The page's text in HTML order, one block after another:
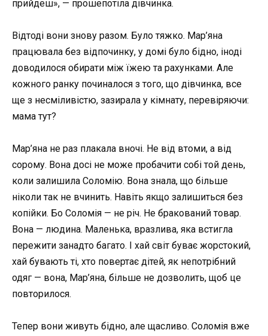
прийдеш», — прошепотіла дівчинка.
Відтоді вони знову разом. Було тяжко. Мар’яна
працювала без відпочинку, у домі було бідно, іноді
доводилося обирати між їжею та рахунками. Але
кожного ранку починалося з того, що дівчинка, все
ще з несміливістю, зазирала у кімнату, перевіряючи:
мама тут?
Мар’яна не раз плакала вночі. Не від втоми, а від
сорому. Вона досі не може пробачити собі той день,
коли залишила Соломію. Вона знала, що більше
ніколи так не вчинить. Навіть якщо залишиться без
копійки. Бо Соломія — не річ. Не бракований товар.
Вона — людина. Маленька, вразлива, яка встигла
пережити занадто багато. І хай світ буває жорстокий,
хай бувають ті, хто повертає дітей, як непотрібний
одяг — вона, Мар’яна, більше не дозволить, щоб це
повторилося.
Тепер вони живуть бідно, але щасливо. Соломія вже